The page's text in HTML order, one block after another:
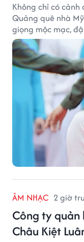
Không chỉ có
Quảng quê nhà
giọng mộc mạc,
ÂM NHẠC 2 giờ
Công ty
Châu Kiệt